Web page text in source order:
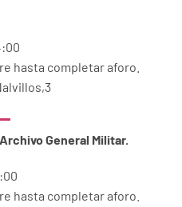
hasta completar aforo.
Archivo General Militar.
hasta completar aforo.